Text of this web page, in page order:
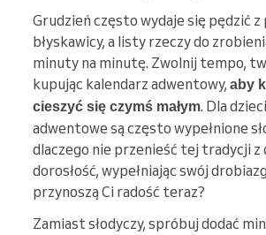
Grudzień często wydaje się pędzić z
błyskawicy, a listy rzeczy do
minuty na minutę. Zwolnij tempo,
kupując kalendarz adwentowy, aby
cieszyć się czymś małym. Dla
adwentowe są często wypełnione
dlaczego nie przenieść tej tradycji z
dorosłość, wypełniając swój
przynoszą Ci radość teraz?
Zamiast słodyczy, spróbuj dodać